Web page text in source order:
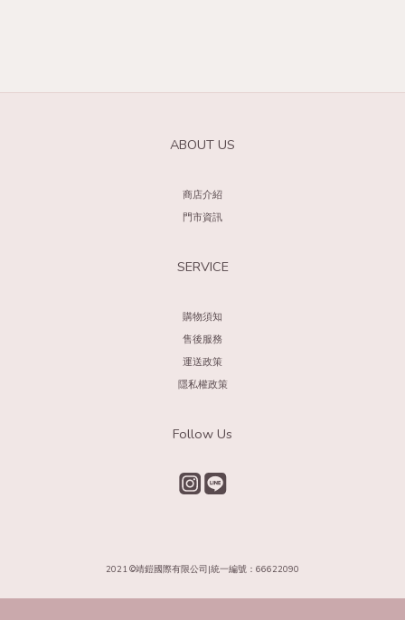
ABOUT US
商店介紹
門市資訊
SERVICE
購物須知
售後服務
運送政策
隱私權政策
Follow Us
2021 ©靖鎧國際有限公司|統一編號：66622090​